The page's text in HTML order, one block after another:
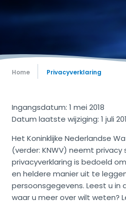
Home Privacyverklaring
Ingangsdatum: 1 mei 2018
Datum laatste wijziging: 1 juli
Het Koninklijke Nederlandse
(verder: KNWV) neemt privacy
privacyverklaring is bedoeld
en heldere manier uit te
persoonsgegevens. Leest u in
waar u meer over wilt weten?